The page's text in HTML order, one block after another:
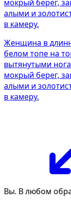
Женщина в
белом топе на
вытянутыми
мокрый берег,
алыми и
в камеру.
Вы. В любом